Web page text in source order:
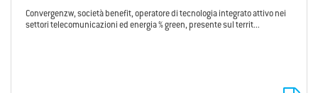
Convergenzw, società benefit, operatore di tecnologia integrato attivo nei
settori telecomunicazioni ed energia % green, presente sul territ...